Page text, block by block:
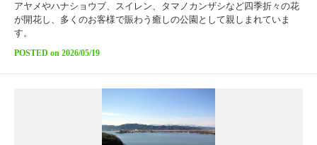
アヤメやハナショウブ、スイレン、タマノカンザシなど四季折々の花
が開花し、多くのお客様で賑わう癒しの公園として親しまれていま
す。
POSTED on 2026/05/19